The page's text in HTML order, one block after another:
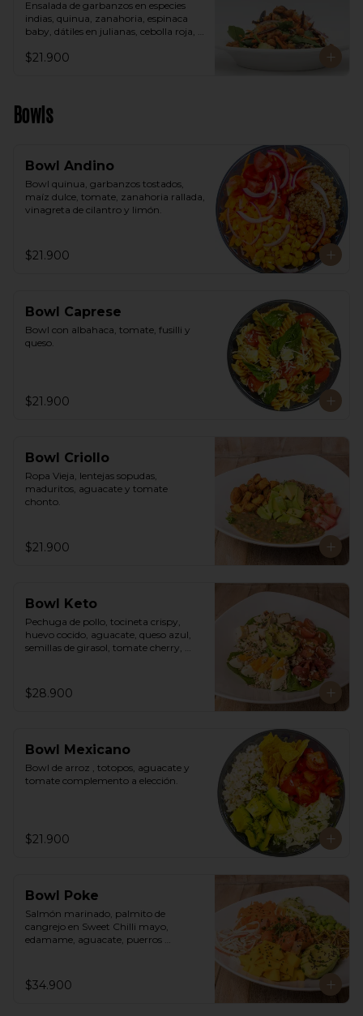
Ensalada de garbanzos en especies
indias, quinua, zanahoria, espinaca
baby, dátiles en julianas, cebolla roja,
$21.900
Bowls
Bowl Andino
Bowl quinua, garbanzos tostados,
maíz dulce, tomate, zanahoria rallada,
vinagreta de cilantro y limón.
$21.900
Bowl Caprese
Bowl con albahaca, tomate, fusilli y
queso.
$21.900
Bowl Criollo
Ropa Vieja, lentejas sopudas,
maduritos, aguacate y tomate
chonto.
$21.900
Bowl Keto
Pechuga de pollo, tocineta crispy,
huevo cocido, aguacate, queso azul,
semillas de girasol, tomate cherry,
$28.900
Bowl Mexicano
Bowl de arroz , totopos, aguacate y
tomate complemento a elección.
$21.900
Bowl Poke
Salmón marinado, palmito de
cangrejo en Sweet Chilli mayo,
edamame, aguacate, puerros
humedecido con vinagre de sushi.
Vinagreta asiática a base de Hoisin.
$34.900